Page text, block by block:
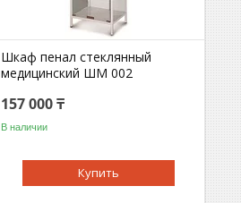
Шкаф пенал стеклянный
медицинский ШМ 002
157 000 ₸
В наличии
Купить